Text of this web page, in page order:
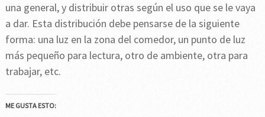
una general, y distribuir otras según el uso que se le vaya
a dar. Esta distribución debe pensarse de la siguiente
forma: una luz en la zona del comedor, un punto de luz
más pequeño para lectura, otro de ambiente, otra para
trabajar, etc.
ME GUSTA ESTO: